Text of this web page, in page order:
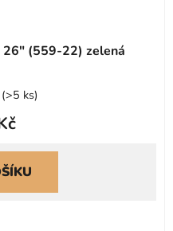
26" (559-22) zelená
(>5 ks)